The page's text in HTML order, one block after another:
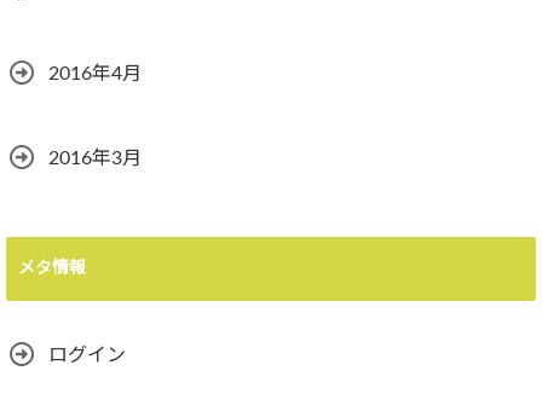
2016年4月
2016年3月
メタ情報
ログイン